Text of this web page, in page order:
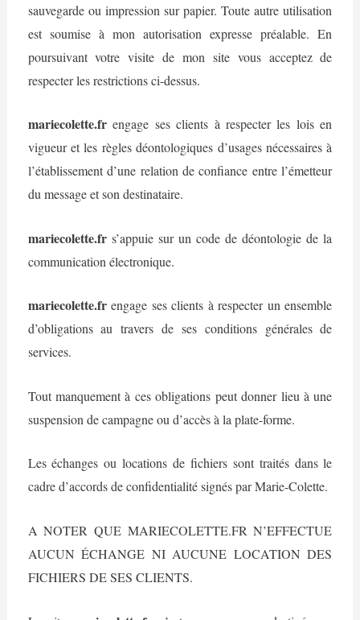
sauvegarde ou impression sur papier. Toute autre utilisation
est soumise à mon autorisation expresse préalable. En
poursuivant votre visite de mon site vous acceptez de
respecter les restrictions ci-dessus.
mariecolette.frengage ses clients à respecter les lois en
vigueur et les règles déontologiques d’usages nécessaires à
l’établissement d’une relation de confiance entre l’émetteur
du message et son destinataire.
mariecolette.frs’appuie sur un code de déontologie de la
communication électronique.
mariecolette.frengage ses clients à respecter un ensemble
d’obligations au travers de ses conditions générales de
services.
Tout manquement à ces obligations peut donner lieu à une
suspension de campagne ou d’accès à la plate-forme.
Les échanges ou locations de fichiers sont traités dans le
cadre d’accords de confidentialité signés par Marie-Colette.
A NOTER QUE MARIECOLETTE.FR N’EFFECTUE
AUCUN ÉCHANGE NI AUCUNE LOCATION DES
FICHIERS DE SES CLIENTS.